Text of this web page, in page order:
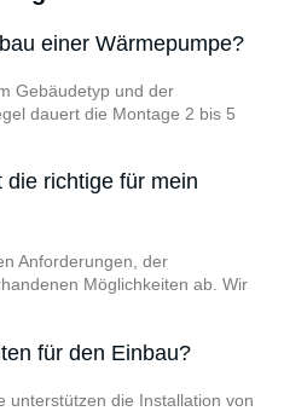
einer Wärmepumpe?
Gebäudetyp und der
dauert die Montage 2 bis 5
richtige für mein
Anforderungen, der
Möglichkeiten ab. Wir
für den Einbau?
unterstützen die Installation von